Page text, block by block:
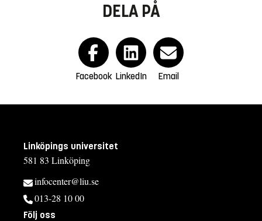
DELA PÅ
Facebook LinkedIn Email
Linköpings universitet
581 83 Linköping
infocenter@liu.se
013-28 10 00
Följ oss